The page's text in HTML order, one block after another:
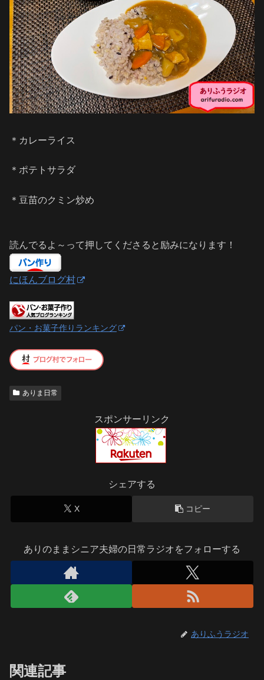
＊カレーライス
＊ポテトサラダ
＊豆苗のクミン炒め
読んでるよ～って押してくださると励みになります！
にほんブログ村
パン・お菓子作りランキング
ありま日常
スポンサーリンク
シェアする
X コピー
ありのままシニア夫婦の日常ラジオをフォローする
ありふうラジオ
関連記事